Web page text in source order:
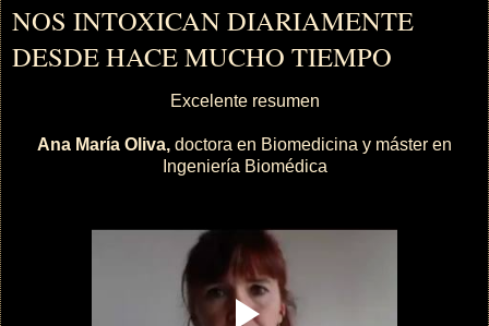
NOS INTOXICAN DIARIAMENTE
DESDE HACE MUCHO TIEMPO
Excelente resumen
Ana María Oliva, doctora en Biomedicina y máster en
Ingeniería Biomédica